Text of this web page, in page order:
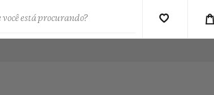
você está procurando?